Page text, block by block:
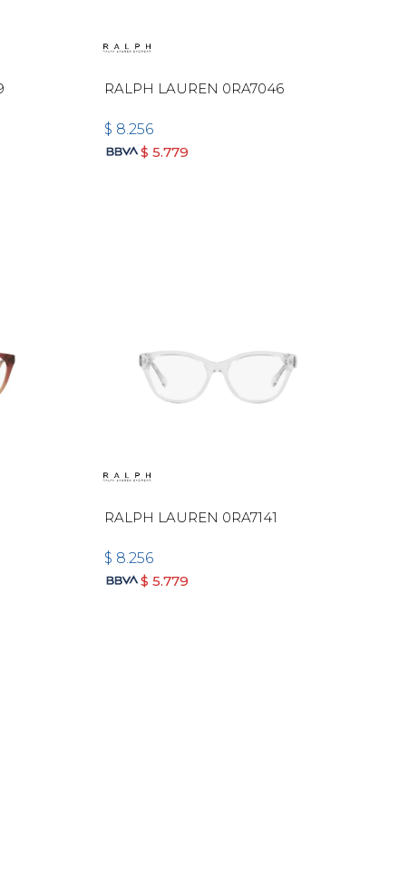
RALPH LAUREN 0RA7046
$ 8.256
$ 5.779
RALPH LAUREN 0RA7141
$ 8.256
$ 5.779